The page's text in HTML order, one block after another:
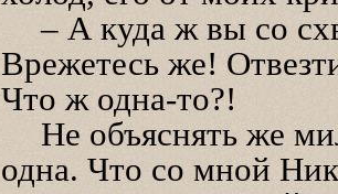
– А куда ж вы со
Врежетесь же!
Что ж одна-то?!
Не объяснять же
одна. Что со мной